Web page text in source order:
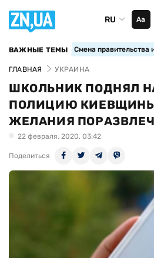
RU Аа
ВАЖНЫЕ ТЕМЫ Смена правительства
ГЛАВНАЯ УКРАИНА
ШКОЛЬНИК ПОДНЯЛ
ПОЛИЦИЮ
ЖЕЛАНИЯ
22 февраля, 2020, 03:42
Поделиться